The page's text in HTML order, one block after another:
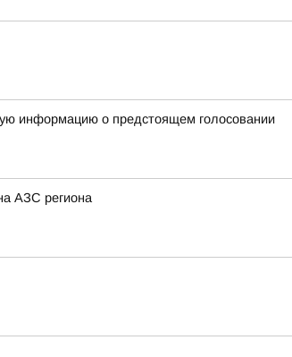
информацию о предстоящем голосовании
АЗС региона